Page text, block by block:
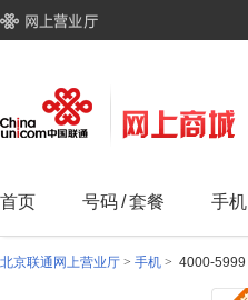
首页 号码/套餐 手机
北京联通网上营业厅 > 手机 > 4000-5999